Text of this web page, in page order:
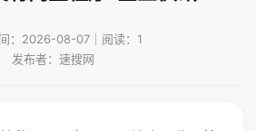
：2026-08-07｜阅读：1
发布者：速搜网